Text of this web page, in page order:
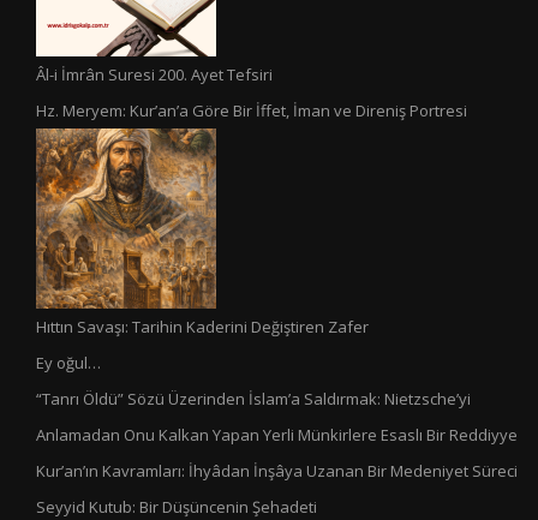
Âl-i İmrân Suresi 200. Ayet Tefsiri
Hz. Meryem: Kur’an’a Göre Bir İffet, İman ve Direniş Portresi
Hıttın Savaşı: Tarihin Kaderini Değiştiren Zafer
Ey oğul…
“Tanrı Öldü” Sözü Üzerinden İslam’a Saldırmak: Nietzsche’yi
Anlamadan Onu Kalkan Yapan Yerli Münkirlere Esaslı Bir Reddiyye
Kur’an’ın Kavramları: İhyâdan İnşâya Uzanan Bir Medeniyet Süreci
Seyyid Kutub: Bir Düşüncenin Şehadeti